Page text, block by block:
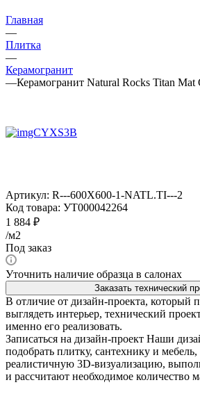
Главная
—
Плитка
—
Керамогранит
—Керамогранит Natural Rocks Titan Mat
Артикул: R---600X600-1-NATL.TI---2
Код товара: УТ000042264
1 884 ₽
/м2
Под заказ
Уточнить наличие образца в салонах
Заказать технический
В отличие от дизайн-проекта, который
выглядеть интерьер, технический
именно его реализовать.
Записаться на дизайн-проект Наши
подобрать плитку, сантехнику и мебель,
реалистичную 3D-визуализацию,
и рассчитают необходимое количество